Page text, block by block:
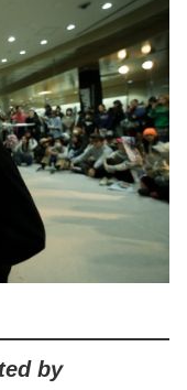
by